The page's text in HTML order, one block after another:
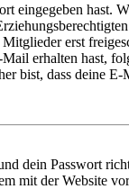
eingegeben hast.
erst
erhalten hast,
bist, dass deine
dein Passwort
mit der Website